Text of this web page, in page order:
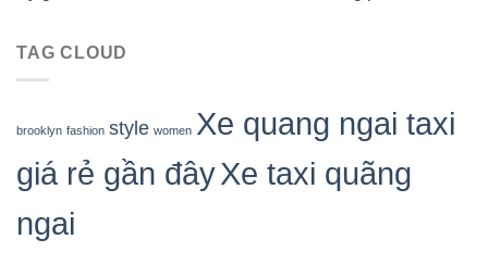
TAG CLOUD
brooklyn fashion style women Xe quang ngai taxi
giá rẻ gần đâyXe taxi quãng
ngai